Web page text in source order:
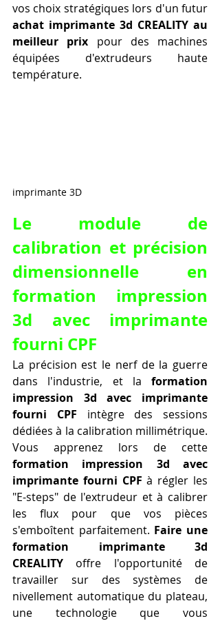
achat imprimante 3d CREALITY au
meilleur prix pour des machines
équipées d'extrudeurs haute
température.
imprimante 3D
Le module de
calibration et précision
dimensionnelle en
formation impression
3d avec imprimante
fourni CPF
La précision est le nerf de la guerre
dans l'industrie, et la formation
impression 3d avec imprimante
fourni CPF intègre des sessions
dédiées à la calibration millimétrique.
formation impression 3d avec
imprimante fourni CPF à régler les
"E-steps" de l'extrudeur et à calibrer
les flux pour que vos pièces
s'emboîtent parfaitement. Faire une
formation imprimante 3d
CREALITY offre l'opportunité de
travailler sur des systèmes de
nivellement automatique du plateau,
une technologie que vous